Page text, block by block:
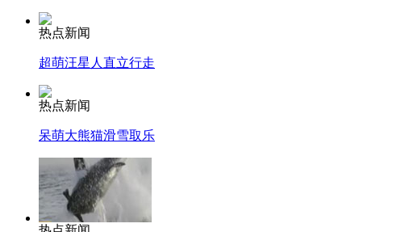
热点新闻
超萌汪星人直立行走
热点新闻
呆萌大熊猫滑雪取乐